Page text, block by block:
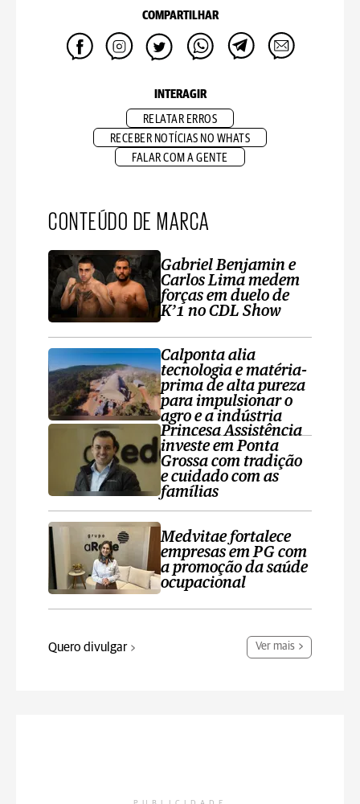
COMPARTILHAR
INTERAGIR
RELATAR ERROS
RECEBER NOTÍCIAS NO WHATS
FALAR COM A GENTE
CONTEÚDO DE MARCA
Gabriel Benjamin e
Carlos Lima medem
forças em duelo de
K’1 no CDL Show
Calponta alia
tecnologia e matéria-
prima de alta pureza
para impulsionar o
agro e a indústria
Princesa Assistência
investe em Ponta
Grossa com tradição
e cuidado com as
famílias
Medvitae fortalece
empresas em PG com
a promoção da saúde
ocupacional
Quero divulgar Ver mais